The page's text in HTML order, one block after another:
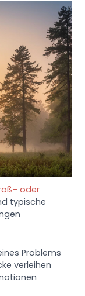
oder
typische
Problems
verleihen